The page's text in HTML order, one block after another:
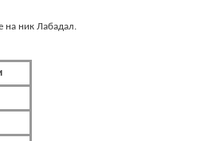
на ник Лабадал.